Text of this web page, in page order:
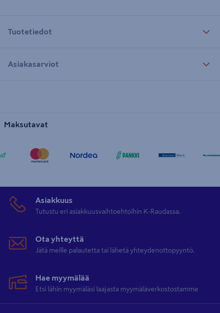
Tuotetiedot
Asiakasarviot
Maksutavat
Asiakkuus
Tutustu eri asiakkuusvaihtoehtoihin K-Raudassa.
Ota yhteyttä
Jätä meille palautetta tai lähetä yhteydenottopyyntö.
Hae myymälää
Etsi lähin myymäläsi laajasta myymäläverkostostamme